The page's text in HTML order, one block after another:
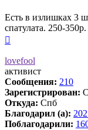
Есть в излишках 3
спатулата. 250-
началу
lovefool
активист
Сообщения: 210
Зарегистрирован:
Откуда: Спб
Благодарил (а):
Поблагодарили: